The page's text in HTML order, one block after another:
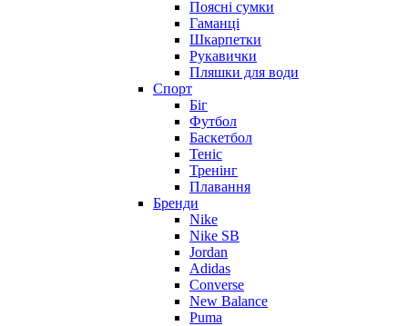
Поясні сумки
Гаманці
Шкарпетки
Рукавички
Пляшки для води
Спорт
Біг
Футбол
Баскетбол
Теніс
Тренінг
Плавання
Бренди
Nike
Nike SB
Jordan
Adidas
Converse
New Balance
Puma